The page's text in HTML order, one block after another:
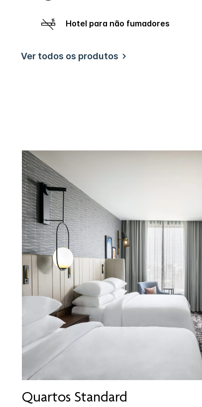
Hotel para não fumadores
Ver todos os produtos
Quartos Standard